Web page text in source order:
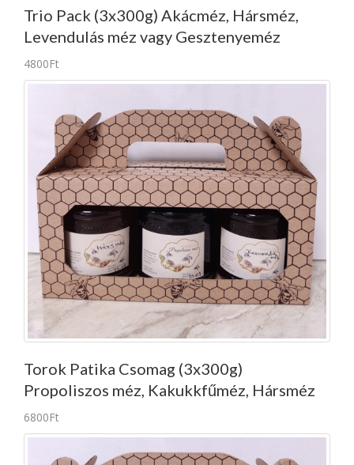
Trio Pack (3x300g) Akácméz, Hársméz,
Levendulás méz vagy Gesztenyeméz
4800Ft
Torok Patika Csomag (3x300g)
Propoliszos méz, Kakukkfűméz, Hársméz
6800Ft